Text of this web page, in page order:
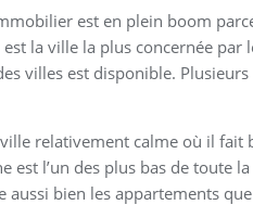
est en plein boom
la ville la plus concernée
villes est disponible.
relativement calme où il
est l’un des plus bas de toute
aussi bien les appartements